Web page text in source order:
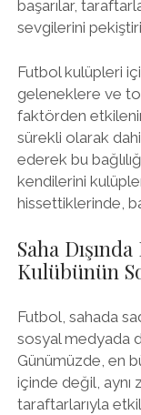
başarılar,
sevgilerini
Futbol kulüpleri
geleneklere ve
faktörden etkilenir.
sürekli olarak
ederek bu
kendilerini
hissettiklerinde,
Saha
Kulübünün
Futbol, sahada
sosyal medyada
Günümüzde, en
içinde değil,
taraftarlarıyla